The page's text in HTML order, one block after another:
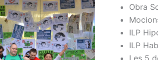
Obra
ILP
ILP